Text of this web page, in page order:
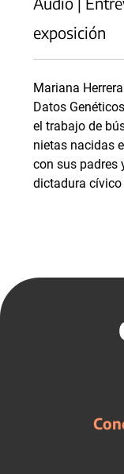
exposición
Mariana
Datos
el trabajo de
nietas nacidas
con sus padres
dictadura